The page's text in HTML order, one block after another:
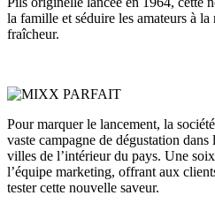
la famille et séduire les amateurs à la
fraîcheur.
Pour marquer le lancement, la
vaste campagne de dégustation
villes de l’intérieur du pays. Une
l’équipe marketing, offrant aux
tester cette nouvelle saveur.